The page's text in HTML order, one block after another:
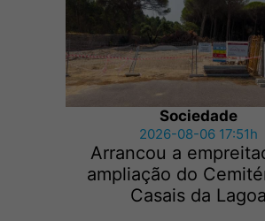
Sociedade
2026-08-06 17:51h
Arrancou a
ampliação do
Casais da Lagoa